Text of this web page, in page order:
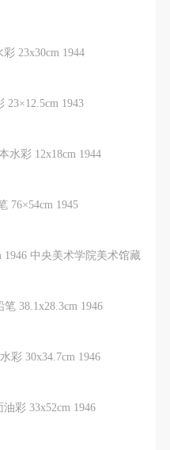
23x30cm 1944
23×12.5cm 1943
水彩 12x18cm 1944
76×54cm 1945
1946 中央美术学院美术馆藏
38.1x28.3cm 1946
彩 30x34.7cm 1946
彩 33x52cm 1946